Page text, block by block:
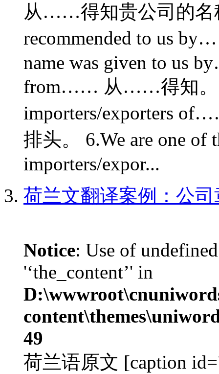
从……得知贵公司的名
recommended to us
name was given to us
from…… 从……得知。
importers/exporters
排头。 6.We are one of
importers/expor...
荷兰文翻译案例：公
Notice: Use of
'‘the_content’' in
49
荷兰语原文 [caption